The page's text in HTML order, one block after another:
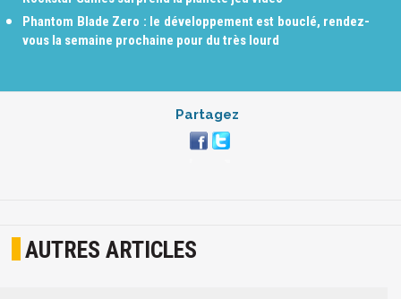
Phantom Blade Zero : le développement est bouclé, rendez-
vous la semaine prochaine pour du très lourd
Partagez
AUTRES ARTICLES